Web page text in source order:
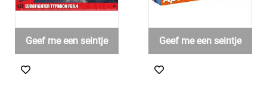
Geef me een seintje Geef me een seintje